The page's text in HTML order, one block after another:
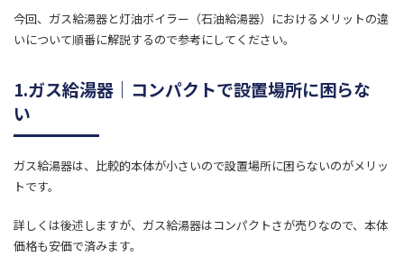
今回、ガス給湯器と灯油ボイラー（石油給湯器）におけるメリットの違
いについて順番に解説するので参考にしてください。
1.ガス給湯器｜コンパクトで設置場所に困らな
い
ガス給湯器は、比較的本体が小さいので設置場所に困らないのがメリッ
トです。
詳しくは後述しますが、ガス給湯器はコンパクトさが売りなので、本体
価格も安価で済みます。